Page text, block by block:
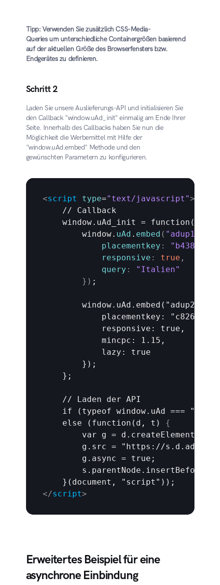
Tipp: Verwenden Sie zusätzlich CSS-Media-
Queries um unterschiedliche Containergrößen basierend
auf der aktuellen Größe des Browserfensters bzw.
Endgerätes zu definieren.
Schritt 2
Laden Sie unsere Auslieferungs-API und initialisieren Sie
den Callback "window.uAd_init" einmalig am Ende Ihrer
Seite. Innerhalb des Callbacks haben Sie nun die
Möglichkeit die Werbemittel mit Hilfe der
"window.uAd.embed" Methode und den
gewünschten Parametern zu konfigurieren.
<script type="text/javascript">
    // Callback
    window.uAd_init = function()
window. uAd . embed ( "adup1"
placementkey :
responsive : true ,
query :
"Italien"
} ) ;
        window.uAd.embed("adup2",
placementkey :
            responsive: true,
            mincpc: 1.15,
            lazy: true
        });
    };
    // Laden der API
if (typeof window.uAd ===
    else (function(d, t)
{
var g = d.createElement(t),
g.src = "https://s.d.adup-
        g.async = true;
</script>
Erweitertes Beispiel für eine
asynchrone Einbindung